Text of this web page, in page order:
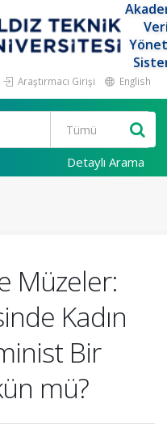
Araştırmacı Girişi English
Detaylı Arama
Müzeler:
Kadın
Bir
mü?